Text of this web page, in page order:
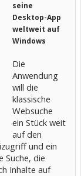
seine
Desktop-App
weltweit auf
Windows
Die
Anwendung
will die
klassische
Websuche
ein Stück weit
auf den
und ein
Suche, die
Inhalte auf